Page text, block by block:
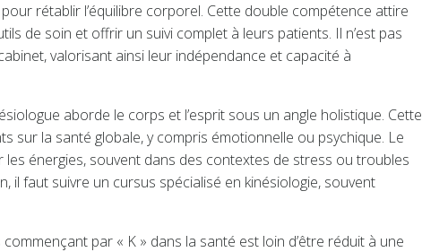
rétablir l’équilibre corporel. Cette double compétence attire
de soin et offrir un suivi complet à leurs patients. Il n’est pas
valorisant ainsi leur indépendance et capacité à
aborde le corps et l’esprit sous un angle holistique. Cette
sur la santé globale, y compris émotionnelle ou psychique. Le
énergies, souvent dans des contextes de stress ou troubles
faut suivre un cursus spécialisé en kinésiologie, souvent
par « K » dans la santé est loin d’être réduit à une